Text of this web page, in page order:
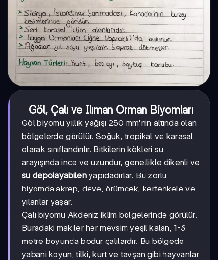
Göl, Çalı ve Ilıman Orman Biyomları
Göl biyomu yıllık yağışı 250 mm'nin altında olan
bölgelerde görülür. Soğuk, tropikal ve karasal
olarak sınıflandırılır. Bitkilerin kökleri su
arayışında ince ve uzundur, genellikle dikenli ve
su depolayabilenyapıdadırlar. Bu zorlu
biyomda akrep, deve, örümcek, kertenkele ve
yılanlar yaşar.
Çalı biyomu Akdeniz iklim bölgelerinde görülür.
Buradaki makiler her mevsim yeşil kalan, 1-3
metre boyunda bodur çalılardır. Bu bölgede
yabani koyun, tilki, kurt ve tavşan gibi hayvanlar